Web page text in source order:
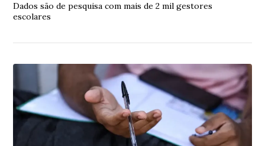
Dados são de pesquisa com mais de 2 mil gestores
escolares